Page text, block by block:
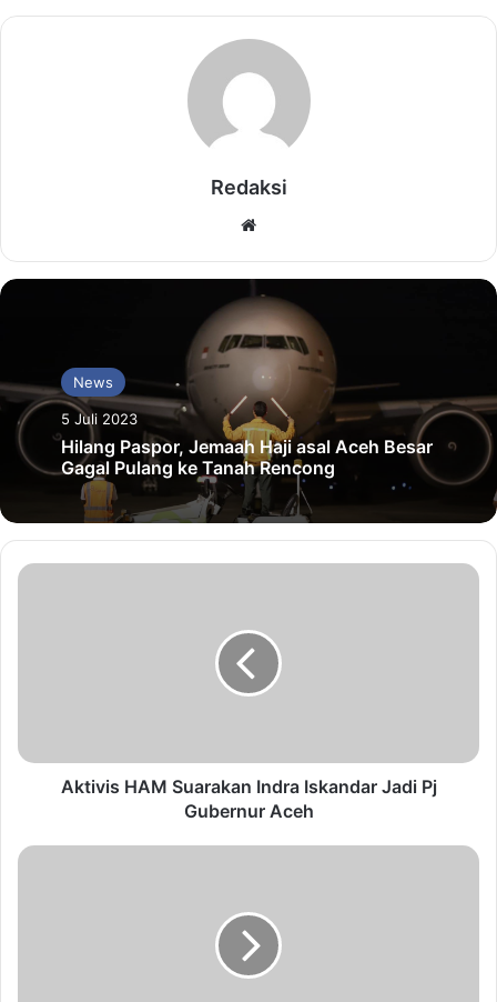
Redaksi
News
5 Juli 2023
Hilang Paspor, Jemaah Haji asal Aceh Besar
Gagal Pulang ke Tanah Rencong
Aktivis HAM Suarakan Indra Iskandar Jadi Pj
Gubernur Aceh